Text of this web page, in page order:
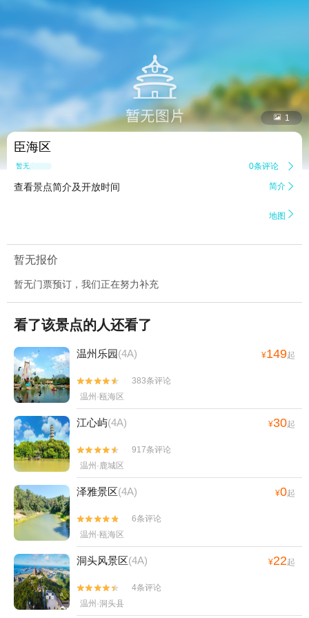
 1
臣海区
暂无点评 0条评论 
查看景点简介及开放时间 简介 
地图 
暂无报价
暂无门票预订，我们正在努力补充
看了该景点的人还看了
温州乐园(4A) ¥149起


383条评论
温州·瓯海区
江心屿(4A) ¥30起


917条评论
温州·鹿城区
泽雅景区(4A) ¥0起


6条评论
温州·瓯海区
洞头风景区(4A) ¥22起


4条评论
温州·洞头县